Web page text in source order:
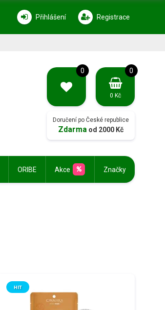
Přihlášení Registrace
0 0
0 Kč
Doručení po České republice
Zdarma od 2000 Kč
ORIBE Akce Značky
HIT